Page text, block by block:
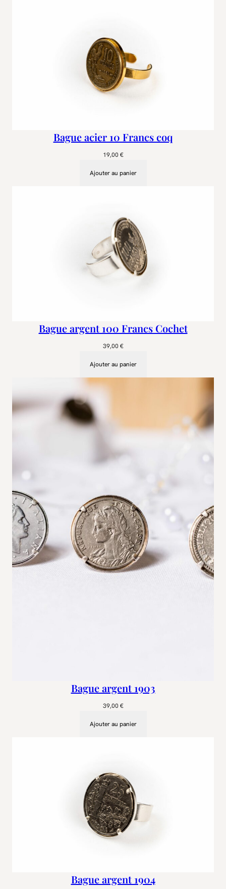
Bague acier 10 Francs coq
19,00 €
Ajouter au panier
Bague argent 100 Francs Cochet
39,00 €
Ajouter au panier
Bague argent 1903
39,00 €
Ajouter au panier
Bague argent 1904